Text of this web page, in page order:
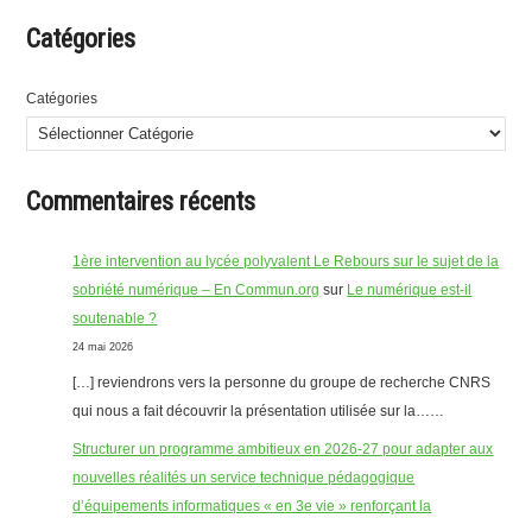
Catégories
Catégories
Commentaires récents
1ère intervention au lycée polyvalent Le Rebours sur le sujet de la
sobriété numérique – En Commun.org sur Le numérique est-il
soutenable ?
24 mai 2026
[…] reviendrons vers la personne du groupe de recherche CNRS
qui nous a fait découvrir la présentation utilisée sur la……
Structurer un programme ambitieux en 2026-27 pour adapter aux
nouvelles réalités un service technique pédagogique
d’équipements informatiques « en 3e vie » renforçant la